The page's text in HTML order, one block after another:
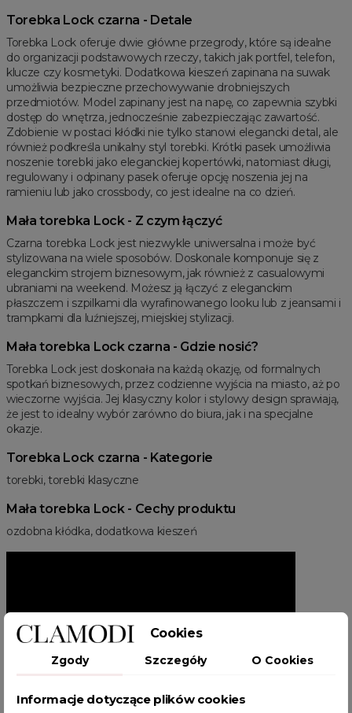
Torebka Lock czarna - Detale
Torebka Lock oferuje dwie główne przegrody, które są idealne
do organizacji podstawowych rzeczy, takich jak portfel, telefon,
klucze czy kosmetyki. Dodatkowa kieszeń zapinana na suwak
umożliwia bezpieczne przechowywanie drobniejszych
przedmiotów. Model zapinany jest na napę, co zapewnia szybki
dostęp do wnętrza, jednocześnie zabezpieczając zawartość.
Zdobienie w postaci kłódki nie tylko stanowi elegancki detal, ale
również podkreśla unikalny styl torebki. Krótki pasek umożliwia
noszenie torebki jako eleganckiej kopertówki, natomiast długi,
regulowany i odpinany pasek oferuje opcję noszenia jej na
ramieniu lub jako crossbody, co jest idealne na co dzień.
Mała torebka Lock - Z czym łączyć
Czarna torebka Lock jest niezwykle uniwersalna i może być
stylizowana na wiele sposobów. Doskonale komponuje się z
eleganckim strojem biznesowym, jak również z casualowymi
ubraniami na weekend. Możesz ją łączyć z eleganckim
płaszczem i szpilkami dla wyrafinowanego looku lub z jeansami i
trampkami dla luźniejszej, miejskiej stylizacji.
Mała torebka Lock czarna - Gdzie nosić?
Torebka Lock jest doskonała na każdą okazję, od formalnych
spotkań biznesowych, przez codzienne wyjścia na miasto, aż po
wieczorne wyjścia. Jej klasyczny kolor i stylowy design sprawiają,
że jest to idealny wybór zarówno do biura, jak i na specjalne
okazje.
Torebka Lock czarna - Kategorie
torebki, torebki klasyczne
Mała torebka Lock - Cechy produktu
ozdobna kłódka, dodatkowa kieszeń
Cookies
Zgody Szczegóły O Cookies
Informacje dotyczące plików cookies